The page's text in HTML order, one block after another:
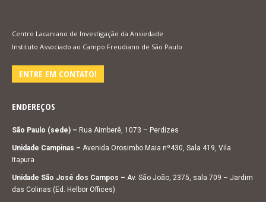
Centro Lacaniano de Investigação da Ansiedade
Instituto Associado ao Campo Freudiano de São Paulo
ENTRE EM CONTATO!
ENDEREÇOS
São Paulo (sede) – Rua Aimberê, 1073 – Perdizes
Unidade Campinas – Avenida Orosimbo Maia nº430, Sala 419, Vila
Itapura
Unidade São José dos Campos – Av. São João, 2375, sala 709 – Jardim
das Colinas (Ed. Helbor Offices)